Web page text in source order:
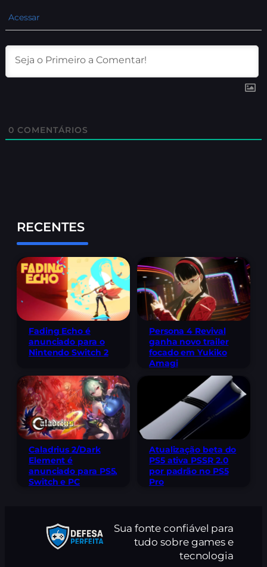
Acessar
0 COMENTÁRIOS
RECENTES
Fading Echo é
anunciado para o
Nintendo Switch 2
Persona 4 Revival
ganha novo trailer
focado em Yukiko
Amagi
Caladrius 2/Dark
Element é
anunciado para PS5,
Switch e PC
Atualização beta do
PS5 ativa PSSR 2.0
por padrão no PS5
Pro
Sua fonte confiável para
tudo sobre games e
tecnologia